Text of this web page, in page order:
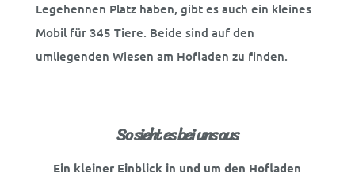
Legehennen Platz haben, gibt es auch ein kleines
Mobil für 345 Tiere. Beide sind auf den
umliegenden Wiesen am Hofladen zu finden.
So sieht es bei uns aus
Ein kleiner Einblick in und um den Hofladen